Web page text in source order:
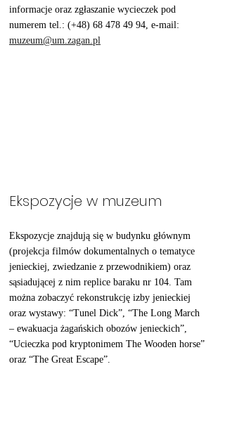
informacje oraz zgłaszanie wycieczek pod
numerem tel.: (+48) 68 478 49 94, e-mail:
muzeum@um.zagan.pl
Ekspozycje w muzeum
Ekspozycje znajdują się w budynku głównym
(projekcja filmów dokumentalnych o tematyce
jenieckiej, zwiedzanie z przewodnikiem) oraz
sąsiadującej z nim replice baraku nr 104. Tam
można zobaczyć rekonstrukcję izby jenieckiej
oraz wystawy: “Tunel Dick”, “The Long March
– ewakuacja żagańskich obozów jenieckich”,
“Ucieczka pod kryptonimem The Wooden horse”
oraz “The Great Escape”.